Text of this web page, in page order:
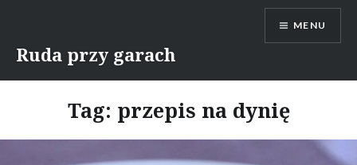
content
Ruda przy garach
MENU
Tag: przepis na dynię